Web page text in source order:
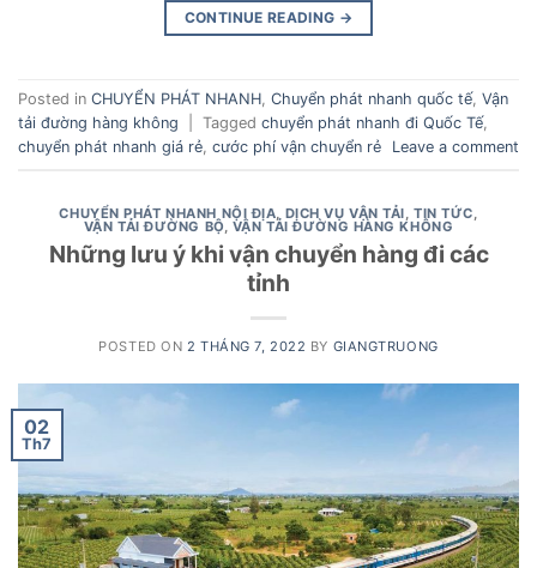
CONTINUE READING →
Posted in CHUYỂN PHÁT NHANH, Chuyển phát nhanh quốc tế, Vận
tải đường hàng không
Tagged chuyển phát nhanh đi Quốc Tế,
chuyển phát nhanh giá rẻ, cước phí vận chuyển rẻ Leave a comment
CHUYỂN PHÁT NHANH NỘI ĐỊA DỊCH VỤ VẬN TẢI ,TIN TỨC
VẬN TẢI ĐƯỜNG BỘ VẬN TẢI ĐƯỜNG HÀNG KHÔNG
Những lưu ý khi vận chuyển hàng đi các
tỉnh
POSTED ON 2 THÁNG 7, 2022 BY GIANGTRUONG
02
Th7